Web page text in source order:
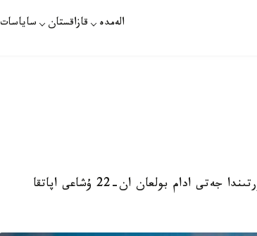
الەمدە قازاقستان ساياسات
استانا. KAZINFORM - رەسەيدىڭ يۆانوۆو وبلىسىندا بورتىندا جەتى ادام بولعان ان-22 ۇشاعى اپاتقا